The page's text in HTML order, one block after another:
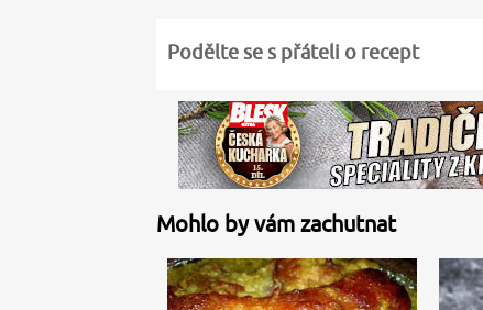
Podělte se s přáteli o recept
Mohlo by vám zachutnat